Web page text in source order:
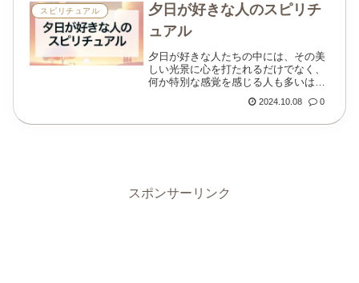
スピリチュアル
夕日が好きな人のスピリチ
ュアル
夕日が好きな人たちの中には、その美
しい光景に心を打たれるだけでなく、
何か特別な感覚を感じる人も多いはず
ピリチュアルな意味が込められている
2024.10.08 0
スポンサーリンク